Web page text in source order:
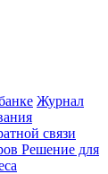
Журнал
связи
Решение для